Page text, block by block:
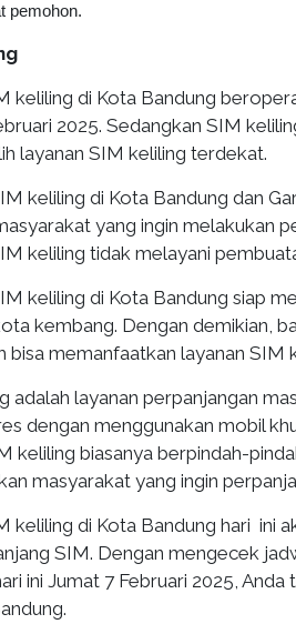
pemohon.
keliling di Kota Bandung
2025. Sedangkan SIM
layanan SIM keliling terdekat.
keliling di Kota Bandung dan
yang ingin melakukan
keliling tidak melayani
keliling di Kota Bandung siap
kembang. Dengan demikian,
bisa memanfaatkan layanan SIM
adalah layanan perpanjangan
dengan menggunakan mobil
keliling biasanya berpindah-
masyarakat yang ingin
keliling di Kota Bandung hari ini
SIM. Dengan mengecek
ini Jumat 7 Februari 2025,